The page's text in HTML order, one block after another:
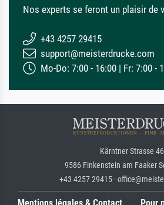
Nos experts se feront un plaisir de
+43 4257 29415
support@meisterdrucke.com
Mo-Do: 7:00 - 16:00 | Fr: 7:00 -
Kärntner Strasse 46
9586 Finkenstein am Faaker
+43 4257 29415 ·